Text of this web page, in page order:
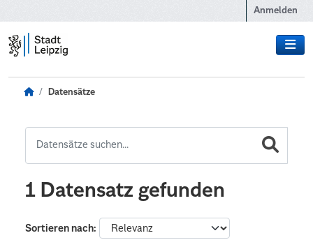
Anmelden
Datensätze
1 Datensatz gefunden
Sortieren nach